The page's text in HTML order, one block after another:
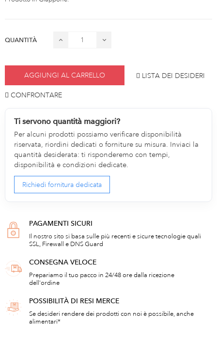
QUANTITÀ
AGGIUNGI AL CARRELLO LISTA DEI DESIDERI
CONFRONTARE
Ti servono quantità maggiori?
Per alcuni prodotti possiamo verificare disponibilità
riservata, riordini dedicati o forniture su misura. Inviaci la
quantità desiderata: ti risponderemo con tempi,
disponibilità e condizioni dedicate.
Richiedi fornitura dedicata
PAGAMENTI SICURI
Il nostro sito si basa sulle più recenti e sicure tecnologie quali
SSL, Firewall e DNS Guard
CONSEGNA VELOCE
Prepariamo il tuo pacco in 24/48 ore dalla ricezione
dell'ordine
POSSIBILITÀ DI RESI MERCE
Se desideri rendere dei prodotti con noi è possibile, anche
alimentari*